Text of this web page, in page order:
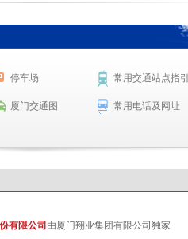
停车场 常用交通站点指
厦门交通图 常用电话及网址
有限公司 由厦门翔业集团有限公司独家